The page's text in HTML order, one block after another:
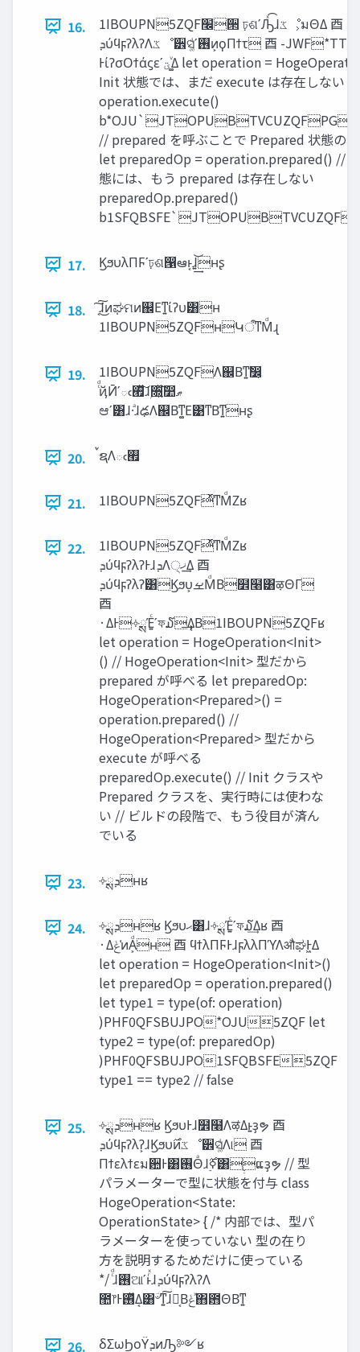
16.
1IBOUPN5ZQF‫׬‬੒ ঢ়ଶʹԠͯ͡ɺ‫ػ‬ೳ͕มΘΔ ⾣
‫ܕ‬ύϥϝʔλʔΛ‫ػ‬ೳ੾ସ͚ͩʹ࢖͏ͷ͕ϙΠϯτ ⾣ -JWF*TTVFTͷஈ֊
ͰίʔσΟϯάϛεʹ‫͚ͮؾ‬Δ let operation = HogeOperation<Init>() //
Init 状態では、まだ execute は存在しない
operation.execute()
// prepared を呼ぶことで Prepared 状態の
let preparedOp = operation.prepared() //
態には、もう prepared は存在しない
preparedOp.prepared()
17. ϏϧυλΠϜʹঢ়ଶ൑ఆͱ͔ɺ͍͢͝ʜʂ
18.
͔͠͠ɺ͜ͷಘମͷ஌Εͳ͍ίʔυ͸ʜ
1IBOUPN5ZQFʜԿऀͳΜͩɻ
19.
1IBOUPN5ZQFΛ஌Βͳ͍ࣗ෼͕
ͨͩҋӢʹఁ࡯ͯ͠ɺۭ૝͍ͯ͘͠෺‫ޠ‬
ಆ͏ʹ͸ɺ·ͣɺఢΛ஌Βͳ͚Ε͹ͳΒͳ͍ʜʂ
20. ࠜຊΛఁ࡯
21. 1IBOUPN5ZQFͬͯͳΜͩΖ͏ʁ
22.
1IBOUPN5ZQFͬͯͳΜͩΖ͏ʁ
‫ܕ‬ύϥϝʔλʔͰɺ‫ܕ‬Λ੍‫͢ޚ‬Δ ⾣
‫ܕ‬ύϥϝʔλʔ͸Ϗϧυ͕ࡁΜͩΒ໾໨͸ऴΘΓ
⾣
·ΔͰ༓ྶΈ͍ͨʹফ໓͢Δ͔Β1IBOUPN5ZQFʁ
let operation = HogeOperation<Init>
() // HogeOperation<Init> 型だから
prepared が呼べる let preparedOp:
HogeOperation<Prepared>() =
operation.prepared() //
HogeOperation<Prepared> 型だから
execute が呼べる
preparedOp.execute() // Init クラスや
Prepared クラスを、実行時には使わな
い // ビルドの段階で、もう役目が済ん
でいる
23. ༓ྶ‫ܕ‬ʜʁ
24.
༓ྶ‫ܕ‬ʜʁ Ϗϧυ‫ޙ‬͸ɺ༓ྶΈ͍ͨʹফ໓͢Δʁ ⾣
·Δ‫͑ݟ‬ͷΑ͏͕ͩʜ ⾣ ϥϯλΠϜͰɺϝλλΠϓΛऔಘͰ͖Δ
let operation = HogeOperation<Init>()
let preparedOp = operation.prepared()
let type1 = type(of: operation)
)PHF0QFSBUJPO*OJU5ZQF let
type2 = type(of: preparedOp)
)PHF0QFSBUJPO1SFQBSFE5ZQF
type1 == type2 // false
25.
༓ྶ‫ܕ‬ʜʁ ϏϧυͰɺ໾໨Λऴ͑Δͱ͍͏ҙຯ ⾣
‫ܕ‬ύϥϝʔλʔ͕ɺϏϧυ࣌ͷ‫ػ‬ೳ੾ସ͚ͩΛ୲͏ ⾣
Πϯελϯεม਺Ͱ͸࢖Θͣɺ࣮ߦ࣌͸࣮࣭ແҙຯ // 型
パラメーターで型に状態を付与 class
HogeOperation<State:
OperationState> { /* 内部では、型パ
ラメーターを使っていない 型の在り
方を説明するためだけに使っている
*/ ͨͩɺ࢖͏ଆʹͱͬͯɺ‫ܕ‬ύϥϝʔλʔΛ
಺෦Ͱ࢖ͬͯΔ͔͸ؔ৺ͳ͍͠ɺ֎͔Β‫ͯݟ‬΋఻ΘΒͳ͍
26. δΣωϦοΫ‫ܕ‬ͷԠ༻ʁ